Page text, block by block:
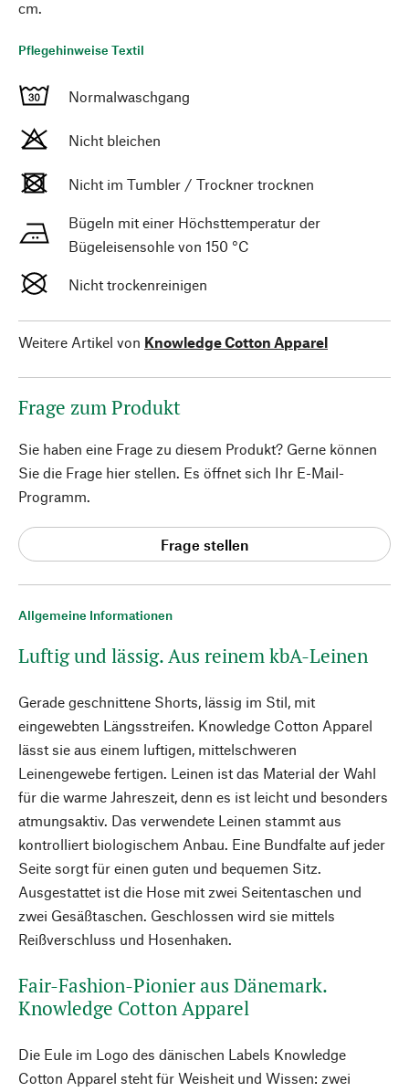
Allgemeine Informationen
Luftig und lässig. Aus reinem kbA-Leinen
Gerade geschnittene Shorts, lässig im Stil, mit
eingewebten Längsstreifen. Knowledge Cotton Apparel
lässt sie aus einem luftigen, mittelschweren
Leinengewebe fertigen. Leinen ist das Material der Wahl
für die warme Jahreszeit, denn es ist leicht und besonders
atmungsaktiv. Das verwendete Leinen stammt aus
kontrolliert biologischem Anbau. Eine Bundfalte auf jeder
Seite sorgt für einen guten und bequemen Sitz.
Ausgestattet ist die Hose mit zwei Seitentaschen und
zwei Gesäßtaschen. Geschlossen wird sie mittels
Reißverschluss und Hosenhaken.
Fair-Fashion-Pionier aus Dänemark.
Knowledge Cotton Apparel
Die Eule im Logo des dänischen Labels Knowledge
Cotton Apparel steht für Weisheit und Wissen: zwei
cm.
Pflegehinweise Textil
Normalwaschgang
Nicht bleichen
Nicht im Tumbler / Trockner trocknen
Bügeln mit einer Höchsttemperatur der
Bügeleisensohle von 150 °C
Nicht trockenreinigen
Weitere Artikel von Knowledge Cotton Apparel
Frage zum Produkt
Sie haben eine Frage zu diesem Produkt? Gerne können
Sie die Frage hier stellen. Es öffnet sich Ihr E-Mail-
Programm.
Frage stellen